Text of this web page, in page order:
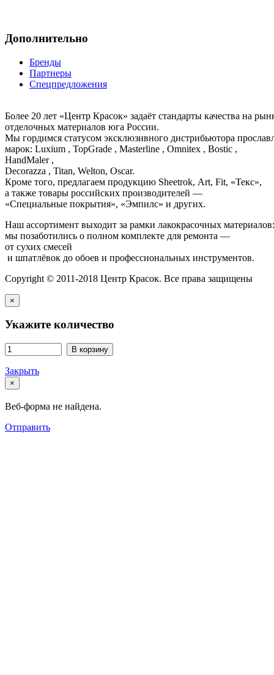
Дополнительно
Бренды
Партнеры
Спецпредложения
Более 20 лет «Центр Красок» задаёт стандарты качества на
отделочных материалов юга России.
Мы гордимся статусом эксклюзивного дистрибьютора
марок: Luxium , TopGrade , Masterline , Omnitex , Bostic ,
HandMaler ,
Decorazza , Titan, Welton, Oscar.
Кроме того, предлагаем продукцию Sheetrok, Art, Fit, «Текс»,
а также товары российских производителей —
«Специальные покрытия», «Эмпилс» и других.
Наш ассортимент выходит за рамки лакокрасочных
мы позаботились о полном комплекте для ремонта —
от сухих смесей
и шпатлёвок до обоев и профессиональных инструментов.
Copyright © 2011-2018 Центр Красок. Все права защищены
×
Укажите количество
В корзину
Закрыть
×
Веб-форма не найдена.
Отправить